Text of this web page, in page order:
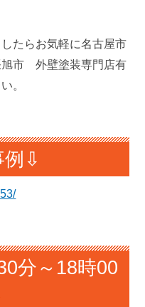
たらお気軽に名古屋市
旭市 外壁塗装専門店有
。
例⇩
分～18時00